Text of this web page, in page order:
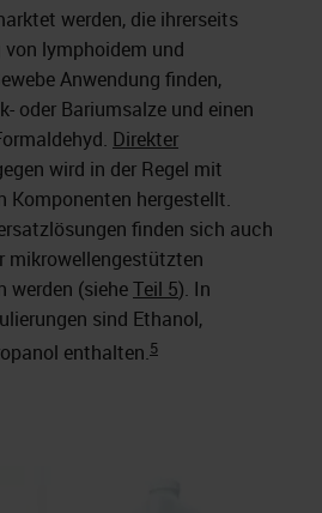
werden, die ihrerseits
lymphoidem und
Anwendung finden,
oder Bariumsalze und einen
Direkter
wird in der Regel mit
Komponenten hergestellt.
finden sich auch
mikrowellengestützten
werden (sieheTeil 5). In
sind Ethanol,
enthalten.5